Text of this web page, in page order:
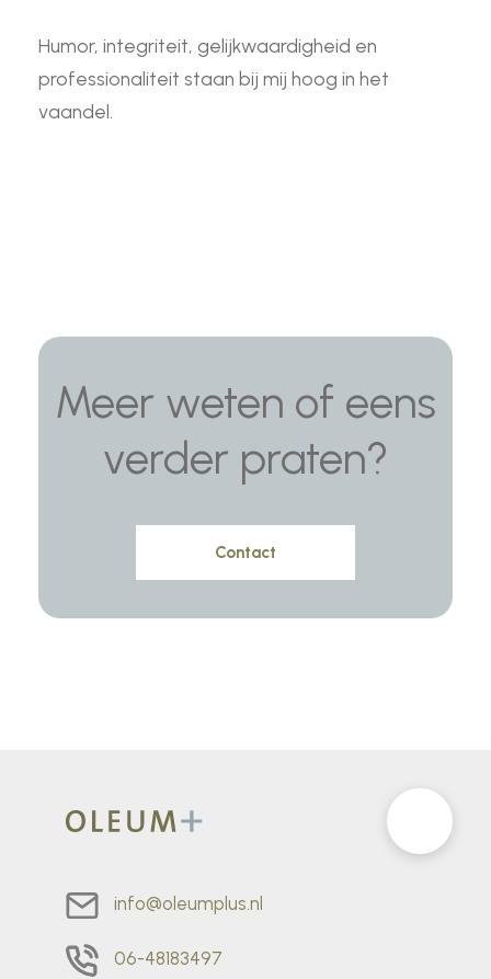
Humor, integriteit, gelijkwaardigheid en
professionaliteit staan bij mij hoog in het
vaandel.
Meer weten of eens
verder praten?
info@oleumplus.nl
06-48183497